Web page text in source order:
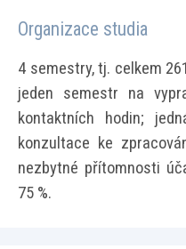
Organizace studia
4 semestry, tj. celkem
jeden semestr na
kontaktních hodin;
konzultace ke
nezbytné přítomnosti
75 %.